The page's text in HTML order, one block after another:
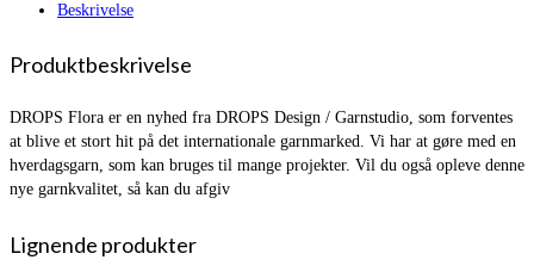
Beskrivelse
Produktbeskrivelse
DROPS Flora er en nyhed fra DROPS Design / Garnstudio, som forventes
at blive et stort hit på det internationale garnmarked. Vi har at gøre med en
hverdagsgarn, som kan bruges til mange projekter. Vil du også opleve denne
nye garnkvalitet, så kan du afgiv
Lignende produkter